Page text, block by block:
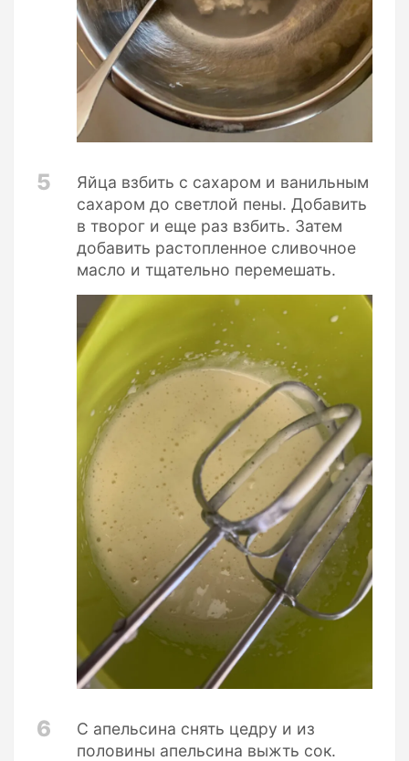
5
Яйца взбить с сахаром и ванильным
сахаром до светлой пены. Добавить
в творог и еще раз взбить. Затем
добавить растопленное сливочное
масло и тщательно перемешать.
6
С апельсина снять цедру и из
половины апельсина выжть сок.